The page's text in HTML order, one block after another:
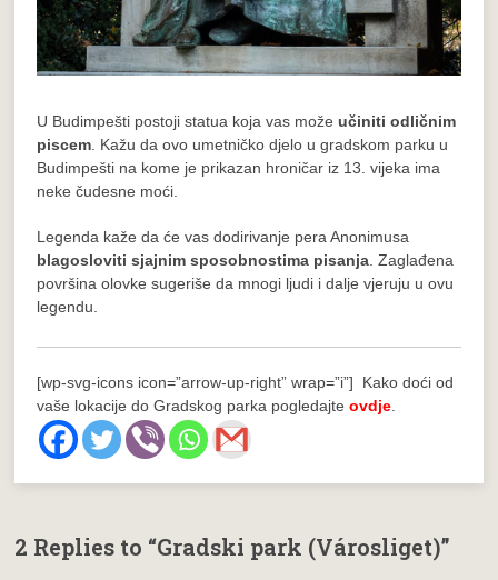
U Budimpešti postoji statua koja vas možeučiniti odličnim
piscem . Kažu da ovo umetničko djelo u gradskom parku u
Budimpešti na kome je prikazan hroničar iz 13. vijeka ima
neke čudesne moći.
Legenda kaže da će vas dodirivanje pera Anonimusa
blagosloviti sjajnim sposobnostima pisanja . Zaglađena
površina olovke sugeriše da mnogi ljudi i dalje vjeruju u ovu
legendu.
[wp-svg-icons icon=”arrow-up-right” wrap=”i”] Kako doći od
vaše lokacije do Gradskog parka pogledajteovdje
2 Replies to “Gradski park (Városliget)”